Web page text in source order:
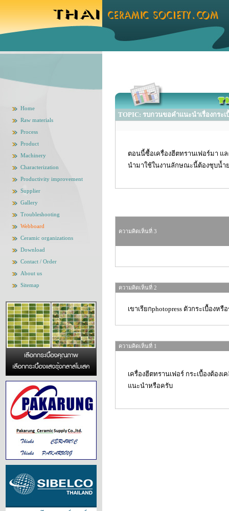
Home
Raw materials
Process
Product
Machinery
Characterization
Productivity improvement
Supplier
Gallery
Troubleshooting
Webboard
Ceramic organizations
Download
Contact / Order
About us
Sitemap
TOPIC: รบกวนขอคำแนะนำเรื่องกระเ
ตอนนี้ซื้อเครื่องฮีตทรานเฟอร์มา แ
นำมาใช้ในงานลักษณะนี้ต้องชุบน้ำ
ความคิดเห็นที่ 3
ความคิดเห็นที่ 2
เขาเรียกphotopress ตัวกระเบื้อง
ความคิดเห็นที่ 1
เครื่องฮีตทรานเฟอร์ กระเบื้องต้อ
แนะนำหรือครับ